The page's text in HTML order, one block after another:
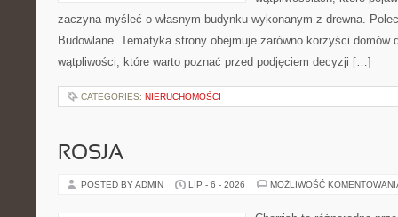
zaczyna myśleć o własnym budynku wykonanym z drewna.
Budowlane. Tematyka strony obejmuje zarówno korzyści domów
wątpliwości, które warto poznać przed podjęciem decyzji […]
CATEGORIES: NIERUCHOMOŚCI
ROSJA
POSTED BY ADMIN LIP - 6 - 2026 MOŻLIWOŚĆ